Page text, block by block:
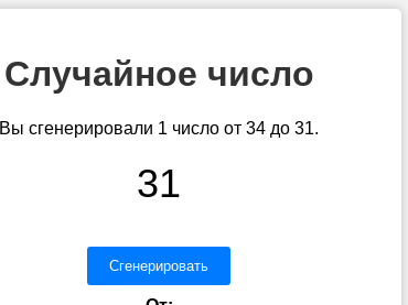
Случайное число
Вы сгенерировали 1 число от 34 до 31.
31
Сгенерировать